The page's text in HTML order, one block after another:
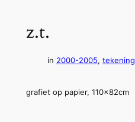
z.t.
in 2000-2005,
grafiet op papier, 110x82cm